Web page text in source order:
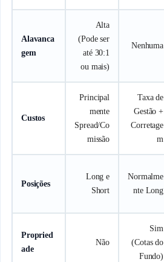
Alavanca
gem
Alta
(Pode ser
até 30:1
ou mais)
Nenhuma
Custos
Principal
mente
Spread/Co
missão
Taxa de
Gestão +
Corretage
m
Posições
Long e
Short
Normalme
nte Long
Propried
ade
Não
Sim
(Cotas do
Fundo)